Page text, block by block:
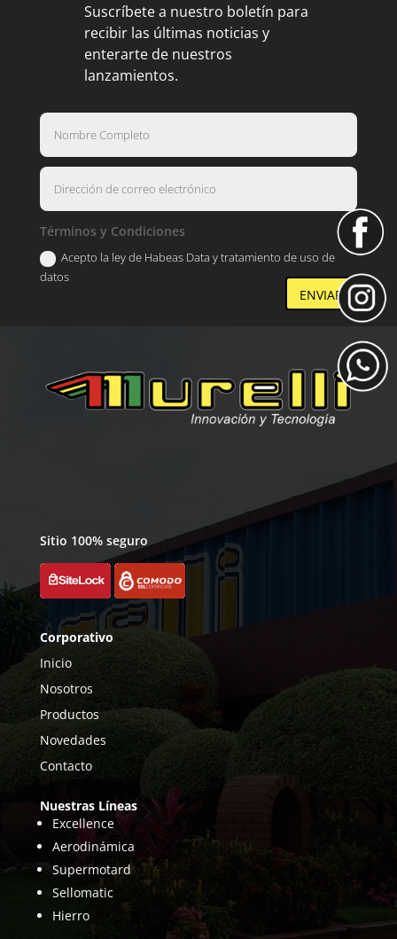
Suscríbete a nuestro boletín para
recibir las últimas noticias y
enterarte de nuestros
lanzamientos.
Términos y Condiciones
Acepto la ley de Habeas Data y tratamiento de uso de
datos
ENVIAR
Sitio 100% seguro
Corporativo
Inicio
Nosotros
Productos
Novedades
Contacto
Nuestras Líneas
Excellence
Aerodinámica
Supermotard
Sellomatic
Hierro